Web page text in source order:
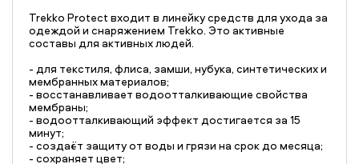
Trekko Protect входит в линейку средств для ухода за
одеждой и снаряжением Trekko. Это активные
составы для активных людей.
- для текстиля, флиса, замши, нубука, синтетических и
мембранных материалов;
- восстанавливает водоотталкивающие свойства
мембраны;
- водоотталкивающий эффект достигается за 15
минут;
- создаёт защиту от воды и грязи на срок до месяца;
- сохраняет цвет;